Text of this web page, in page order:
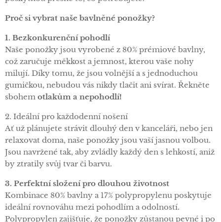
Proč si vybrat naše bavlněné ponožky?
1. Bezkonkurenční pohodlí
Naše ponožky jsou vyrobené z 80% prémiové bavlny,
což zaručuje měkkost a jemnost, kterou vaše nohy
milují. Díky tomu, že jsou volnější a s jednoduchou
gumičkou, nebudou vás nikdy tlačit ani svírat. Řekněte
sbohem otlakům a nepohodlí!
2. Ideální pro každodenní nošení
Ať už plánujete strávit dlouhý den v kanceláři, nebo jen
relaxovat doma, naše ponožky jsou vaší jasnou volbou.
Jsou navržené tak, aby zvládly každý den s lehkostí, aniž
by ztratily svůj tvar či barvu.
3. Perfektní složení pro dlouhou životnost
Kombinace 80% bavlny a 17% polypropylenu poskytuje
ideální rovnováhu mezi pohodlím a odolností.
Polypropylen zajišťuje, že ponožky zůstanou pevné i po